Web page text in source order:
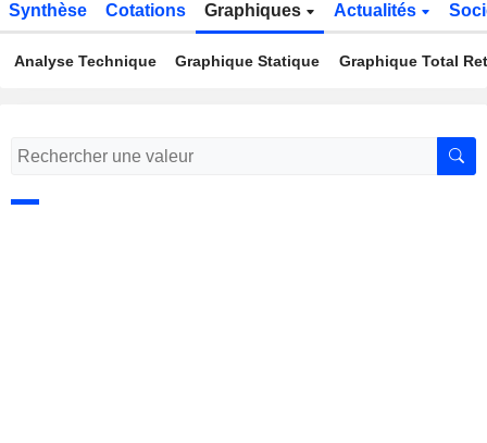
Synthèse Cotations Graphiques Actualités
Analyse Technique Graphique Statique Graphique Total